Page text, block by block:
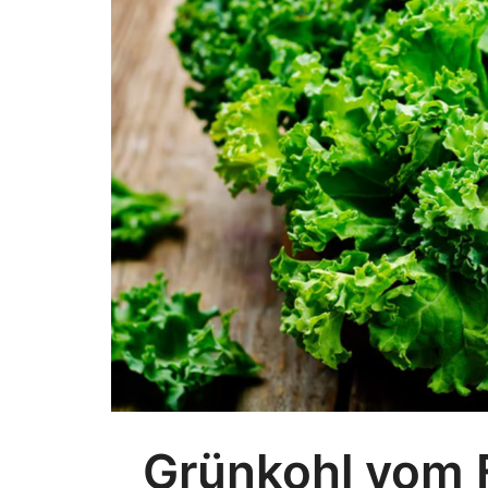
Grünkohl vom